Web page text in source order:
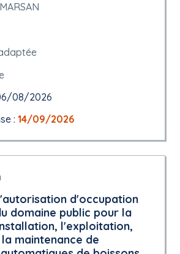
08/2026
: 14/09/2026
d'occupation
domaine public pour la
l'exploitation,
maintenance de